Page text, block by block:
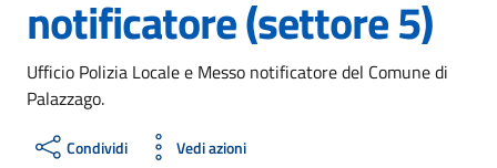
notificatore (settore 5)
Ufficio Polizia Locale e Messo notificatore del Comune di
Palazzago.
Condividi Vedi azioni